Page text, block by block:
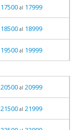
17500al 17999
18500al 18999
19500al 19999
20500al 20999
21500al 21999